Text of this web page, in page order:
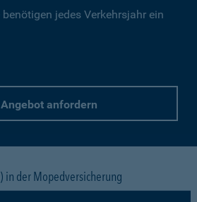
jedes Verkehrsjahr ein
Angebot anfordern
in der Mopedversicherung